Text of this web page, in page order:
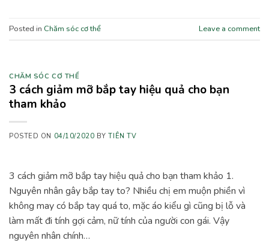
Posted in Chăm sóc cơ thể Leave a comment
CHĂM SÓC CƠ THỂ
3 cách giảm mỡ bắp tay hiệu quả cho bạn
tham khảo
POSTED ON 04/10/2020 BYTIÊN TV
3 cách giảm mỡ bắp tay hiệu quả cho bạn tham khảo 1.
Nguyên nhân gây bắp tay to? Nhiều chị em muộn phiền vì
không may có bắp tay quá to, mặc áo kiểu gì cũng bị lỗ và
làm mất đi tính gợi cảm, nữ tính của người con gái. Vậy
nguyên nhân chính…